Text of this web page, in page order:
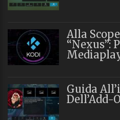
Alla
“Nexus”:
Guida
Dell’Add-